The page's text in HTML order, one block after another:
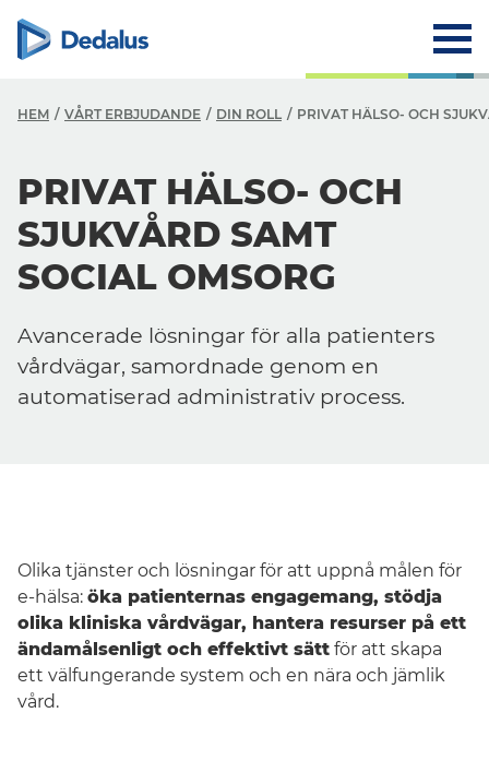
HEM VÅRT ERBJUDANDE DIN ROLL PRIVAT HÄLSO- OCH
PRIVAT HÄLSO- OCH
SJUKVÅRD SAMT
SOCIAL OMSORG
Avancerade lösningar för alla patienters
vårdvägar, samordnade genom en
automatiserad administrativ process.
Olika tjänster och lösningar för att uppnå målen för
e-hälsa: öka patienternas engagemang, stödja
olika kliniska vårdvägar, hantera resurser på ett
ändamålsenligt och effektivt sätt för att skapa
ett välfungerande system och en nära och jämlik
vård.